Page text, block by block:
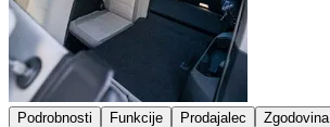
Podrobnosti Funkcije Prodajalec Zgodovina